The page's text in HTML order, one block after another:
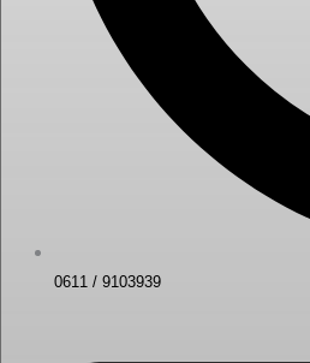
0611 / 9103939